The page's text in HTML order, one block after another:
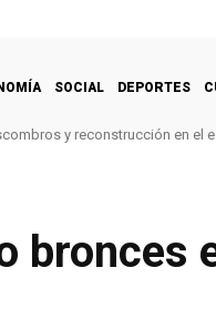
SOCIAL DEPORTES
y reconstrucción en el
bronces